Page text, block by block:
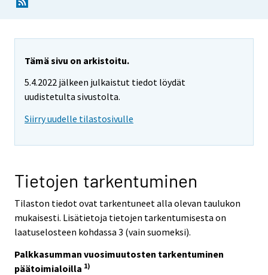
Tämä sivu on arkistoitu.
5.4.2022 jälkeen julkaistut tiedot löydät
uudistetulta sivustolta.
Siirry uudelle tilastosivulle
Tietojen tarkentuminen
Tilaston tiedot ovat tarkentuneet alla olevan taulukon
mukaisesti. Lisätietoja tietojen tarkentumisesta on
laatuselosteen kohdassa 3 (vain suomeksi).
Palkkasumman vuosimuutosten tarkentuminen
päätoimialoilla 1)